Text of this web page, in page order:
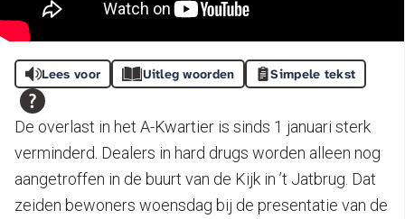
Lees voor Uitleg woorden Simpele tekst
De overlast in het A-Kwartier is sinds 1 januari sterk
verminderd. Dealers in hard drugs worden alleen nog
aangetroffen in de buurt van de Kijk in ’t Jatbrug. Dat
zeiden bewoners woensdag bij de presentatie van de